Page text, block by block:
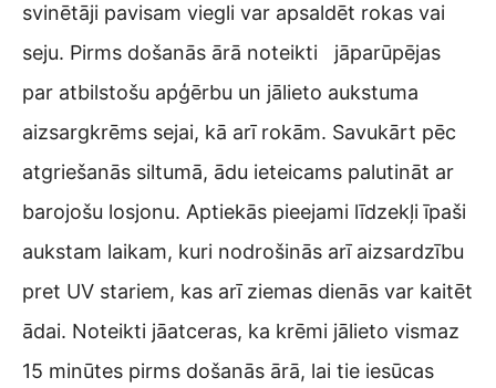
svinētāji pavisam viegli var apsaldēt rokas vai
seju. Pirms došanās ārā noteikti jāparūpējas
par atbilstošu apģērbu un jālieto aukstuma
aizsargkrēms sejai, kā arī rokām. Savukārt pēc
atgriešanās siltumā, ādu ieteicams palutināt ar
barojošu losjonu. Aptiekās pieejami līdzekļi īpaši
aukstam laikam, kuri nodrošinās arī aizsardzību
pret UV stariem, kas arī ziemas dienās var kaitēt
ādai. Noteikti jāatceras, ka krēmi jālieto vismaz
15 minūtes pirms došanās ārā, lai tie iesūcas